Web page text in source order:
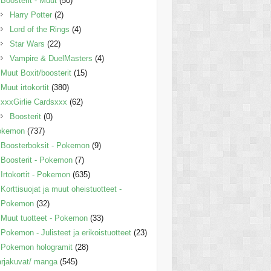
Harry Potter (2)
Lord of the Rings (4)
Star Wars (22)
Vampire & DuelMasters (4)
Muut Boxit/boosterit (15)
Muut irtokortit (380)
xxxGirlie Cardsxxx (62)
Boosterit (0)
(737)
Boosterboksit - Pokemon (9)
Boosterit - Pokemon (7)
Irtokortit - Pokemon (635)
Korttisuojat ja muut oheistuotteet -
Pokemon (32)
Muut tuotteet - Pokemon (33)
Pokemon - Julisteet ja erikoistuotteet (23)
Pokemon hologramit (28)
manga (545)